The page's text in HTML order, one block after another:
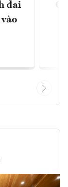
đai